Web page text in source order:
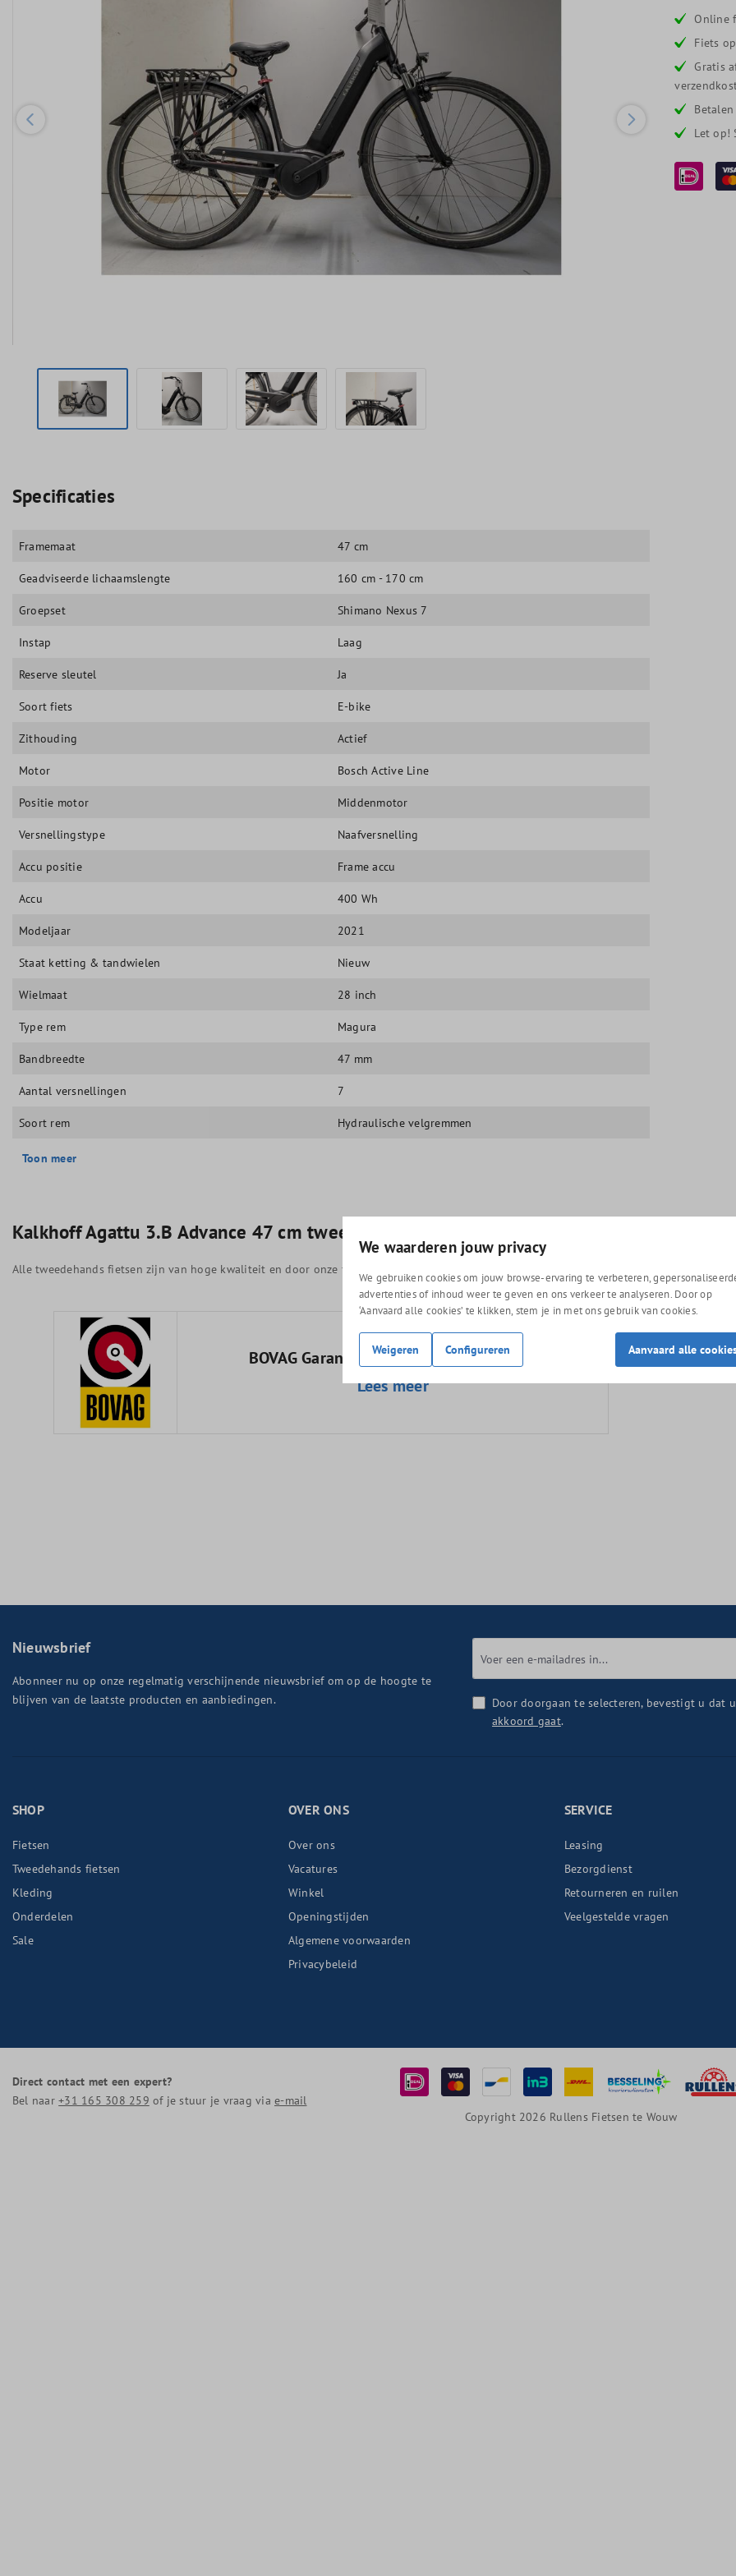
Online
Fiets
Gratis
Let op!
Specificaties
Framemaat 47 cm
Geadviseerde lichaamslengte 160 cm - 170 cm
Groepset Shimano Nexus 7
Instap Laag
Reserve sleutel Ja
Soort fiets E-bike
Zithouding Actief
Motor Bosch Active Line
Positie motor Middenmotor
Versnellingstype Naafversnelling
Accu positie Frame accu
Accu 400 Wh
Modeljaar 2021
Staat ketting & tandwielen Nieuw
Wielmaat 28 inch
Type rem Magura
Bandbreedte 47 mm
Aantal versnellingen 7
Soort rem Hydraulische velgremmen
Toon meer
Kalkhoff Agattu 3.B Advance 47 cm tweedehands e-bike
Alle tweedehands fietsen zijn van hoge kwaliteit en door onze fietsenmaker helemaal gecontroleerd.
BOVAG Garantie op tweedehands fietsen
Lees meer
Nieuwsbrief
Abonneer nu op onze regelmatig verschijnende nieuwsbrief om op de hoogte te
blijven van de laatste producten en aanbiedingen.
Door doorgaan te selecteren, bevestigt u dat
akkoord gaat.
SHOP
Fietsen
Tweedehands fietsen
Kleding
Onderdelen
Sale
OVER ONS
Over ons
Vacatures
Winkel
Openingstijden
Algemene voorwaarden
Privacybeleid
SERVICE
Leasing
Bezorgdienst
Retourneren en ruilen
Veelgestelde vragen
Direct contact met een expert?
Bel naar+31 165 308 259 of je stuur je vraag viae-mail
Copyright 2026 Rullens Fietsen te Wouw
We waarderen jouw privacy
We gebruiken cookies om jouw browse-ervaring te verbeteren,
advertenties of inhoud weer te geven en ons verkeer te analyseren. Door op
‘Aanvaard alle cookies’ te klikken, stem je in met ons gebruik van cookies.
Weigeren Configureren Aanvaard alle